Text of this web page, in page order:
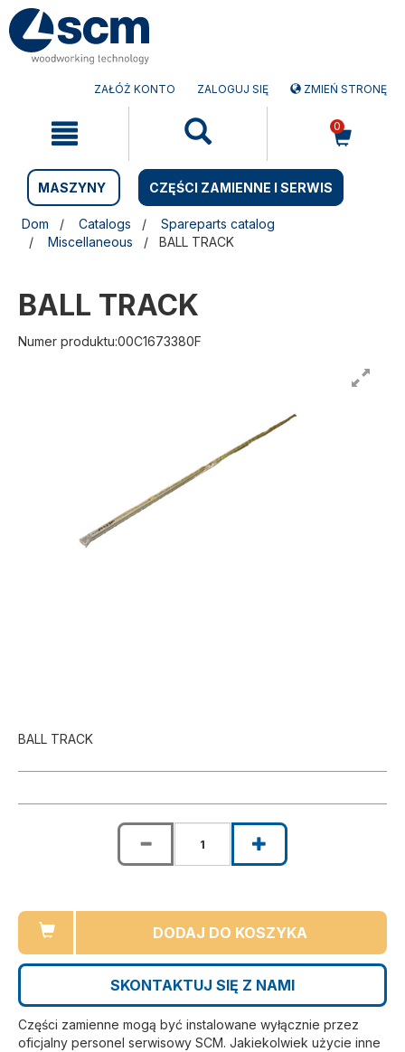
Przejdź
do
treści
Przejdź
do
menu
nawigacyjnego
ZAŁÓŻ KONTO ZALOGUJ SIĘ ZMIEŃ STRONĘ
0
MASZYNY CZĘŚCI ZAMIENNE I SERWIS
Dom Catalogs
Spareparts catalog
Miscellaneous
BALL TRACK
BALL TRACK
Numer produktu:00C1673380F
BALL TRACK
DODAJ DO KOSZYKA
SKONTAKTUJ SIĘ Z NAMI
Części zamienne mogą być instalowane wyłącznie przez
oficjalny personel serwisowy SCM. Jakiekolwiek użycie inne